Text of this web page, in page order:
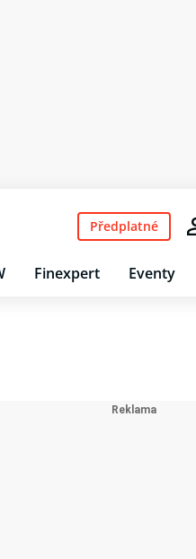
Finexpert Eventy
Předplatné